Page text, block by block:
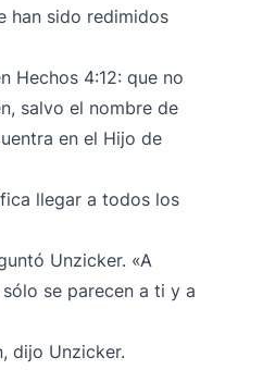
han sido redimidos
Hechos 4:12: que no
salvo el nombre de
en el Hijo de
llegar a todos los
Unzicker. «A
se parecen a ti y a
dijo Unzicker.